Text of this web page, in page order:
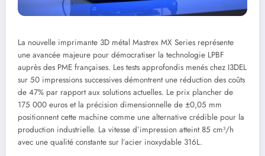
La nouvelle imprimante 3D métal Mastrex MX Series représente
une avancée majeure pour démocratiser la technologie LPBF
auprès des PME françaises. Les tests approfondis menés chez I3DEL
sur 50 impressions successives démontrent une réduction des coûts
de 47% par rapport aux solutions actuelles. Le prix plancher de
175 000 euros et la précision dimensionnelle de ±0,05 mm
positionnent cette machine comme une alternative crédible pour la
production industrielle. La vitesse d’impression atteint 85 cm³/h
avec une qualité constante sur l’acier inoxydable 316L.